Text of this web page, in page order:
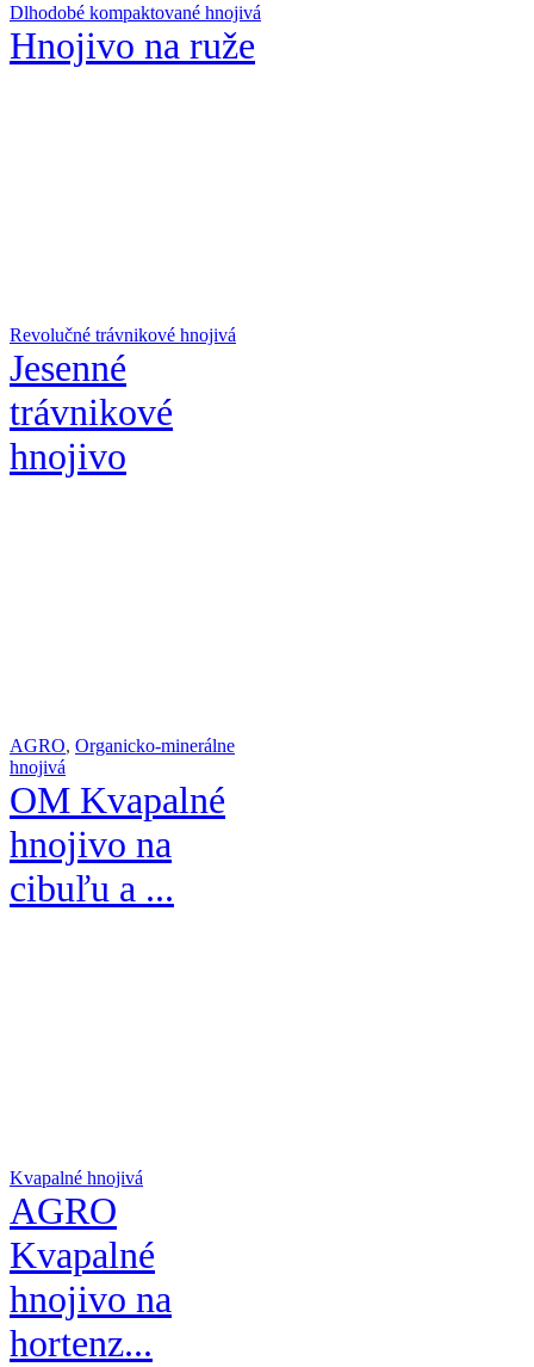
Dlhodobé kompaktované hnojivá
Hnojivo na ruže
Revolučné trávnikové hnojivá
Jesenné
trávnikové
hnojivo
AGRO, Organicko-minerálne
hnojivá
OM Kvapalné
hnojivo na
cibuľu a ...
Kvapalné hnojivá
AGRO
Kvapalné
hnojivo na
hortenz...